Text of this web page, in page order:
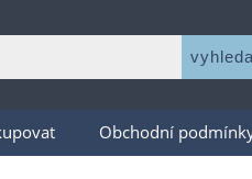
Obchodní